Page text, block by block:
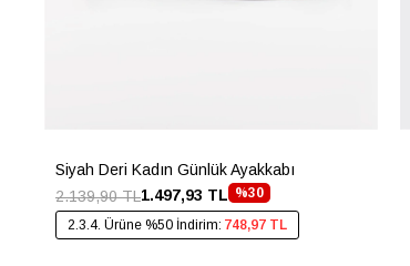
Siyah Deri Kadın Günlük Ayakkabı
%30
1.497,93 TL
2.139,90 TL
2.3.4. Ürüne %50 İndirim: 748,97 TL